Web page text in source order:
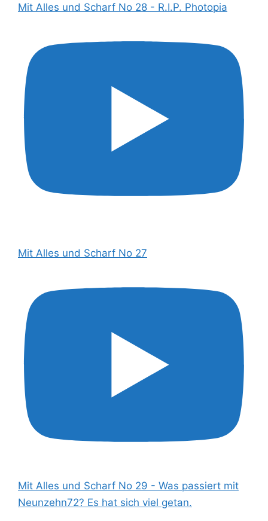
Mit Alles und Scharf No 28 - R.I.P. Photopia
Mit Alles und Scharf No 27
Mit Alles und Scharf No 29 - Was passiert mit
Neunzehn72? Es hat sich viel getan.